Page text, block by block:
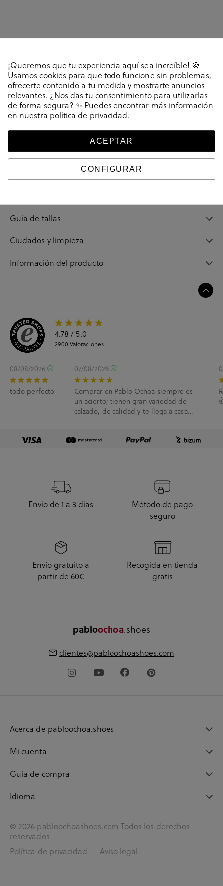
Detalles
COMPLEM. ROPA Kénnebec en azul marino. Calcetines
azul marino, con líneas paralelas y en zig zag azul claro.
Puntera y talonera en rojo. Nuestros calcetines
Kénnebec de hombre están fabricados en algodón
orgánico y son diseños exclusivos de Kénnebec. El
algodón orgánico está certificado por GOTS (Global
Organic Textile Standard). Composición: 82% algodón
orgánico, 15% poliamida y 3% elastano. Hecho en
España.. Hecho en España.. Talla única (38-45)
Referencia202594
Guía de tallas
Ciudados y limpieza
Información del producto
4.78 / 5.0
2900 Valoraciones
08/08/2026
todo perfecto
07/08/2026
Comprar en Pablo Ochoa siempre es
un acierto; tienen gran variedad de
calzado, de calidad y te llega a casa
Envío de 1 a 3 días
Método de pago
seguro
Envío gratuito a
partir de 60€
Recogida en tienda
gratis
pabloochoa.shoes
clientes@pabloochoashoes.com
Acerca de pabloochoa.shoes
Mi cuenta
Guía de compra
Idioma
© 2026 pabloochoashoes.com Todos los derechos
reservados
Política de privacidad
Aviso legal
¡Queremos que tu experiencia aquí sea increíble! 🍪
Usamos cookies para que todo funcione sin problemas,
ofrecerte contenido a tu medida y mostrarte anuncios
relevantes. ¿Nos das tu consentimiento para utilizarlas
de forma segura? ✨ Puedes encontrar más información
en nuestra política de privacidad.
ACEPTAR
CONFIGURAR